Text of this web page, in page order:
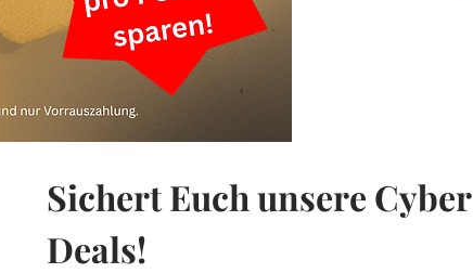
Sichert Euch unsere Cyber
Deals!